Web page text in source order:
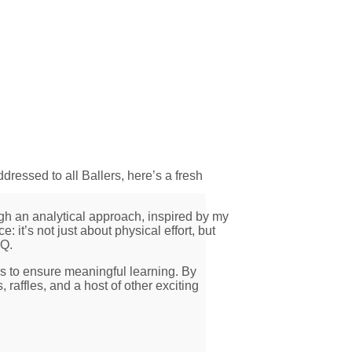
to all Ballers, here’s a fresh
an analytical approach, inspired by my
it’s not just about physical effort, but
to ensure meaningful learning. By
raffles, and a host of other exciting